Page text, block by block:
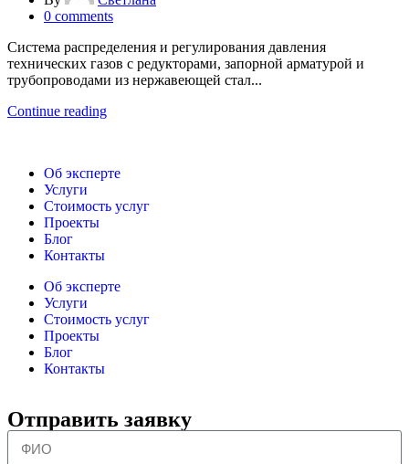
0 comments
Система распределения и регулирования давления
технических газов с редукторами, запорной арматурой и
трубопроводами из нержавеющей стал...
Continue reading
Об эксперте
Услуги
Стоимость услуг
Проекты
Блог
Контакты
Об эксперте
Услуги
Стоимость услуг
Проекты
Блог
Контакты
Отправить заявку